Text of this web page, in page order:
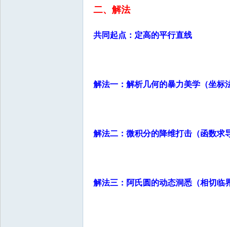
二、解法
共同起点：定高的平行直线
解法一：解析几何的暴力美学（坐标
解法二：微积分的降维打击（函数求
解法三：阿氏圆的动态洞悉（相切临